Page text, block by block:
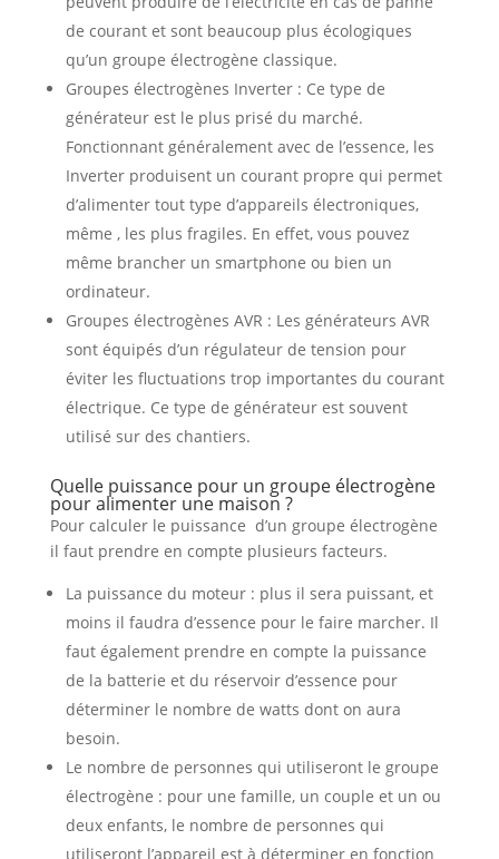
de courant et sont beaucoup plus écologiques
qu’un groupe électrogène classique.
Groupes électrogènes Inverter : Ce type de
générateur est le plus prisé du marché.
Fonctionnant généralement avec de l’essence, les
Inverter produisent un courant propre qui permet
d’alimenter tout type d’appareils électroniques,
même , les plus fragiles. En effet, vous pouvez
même brancher un smartphone ou bien un
ordinateur.
Groupes électrogènes AVR : Les générateurs AVR
sont équipés d’un régulateur de tension pour
éviter les fluctuations trop importantes du courant
électrique. Ce type de générateur est souvent
utilisé sur des chantiers.
Quelle puissance pour un groupe électrogène
pour alimenter une maison ?
Pour calculer le puissance d’un groupe électrogène
il faut prendre en compte plusieurs facteurs.
La puissance du moteur : plus il sera puissant, et
moins il faudra d’essence pour le faire marcher. Il
faut également prendre en compte la puissance
de la batterie et du réservoir d’essence pour
déterminer le nombre de watts dont on aura
besoin.
Le nombre de personnes qui utiliseront le groupe
électrogène : pour une famille, un couple et un ou
deux enfants, le nombre de personnes qui
utiliseront l’appareil est à déterminer en fonction